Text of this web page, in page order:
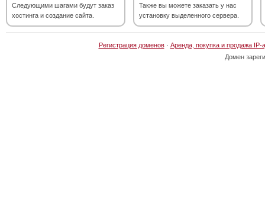
Следующими шагами будут заказ
хостинга и создание сайта.
Также вы можете заказать у нас
установку выделенного сервера.
Регистрация доменов· Аренда, покупка и продажа IP-
Домен